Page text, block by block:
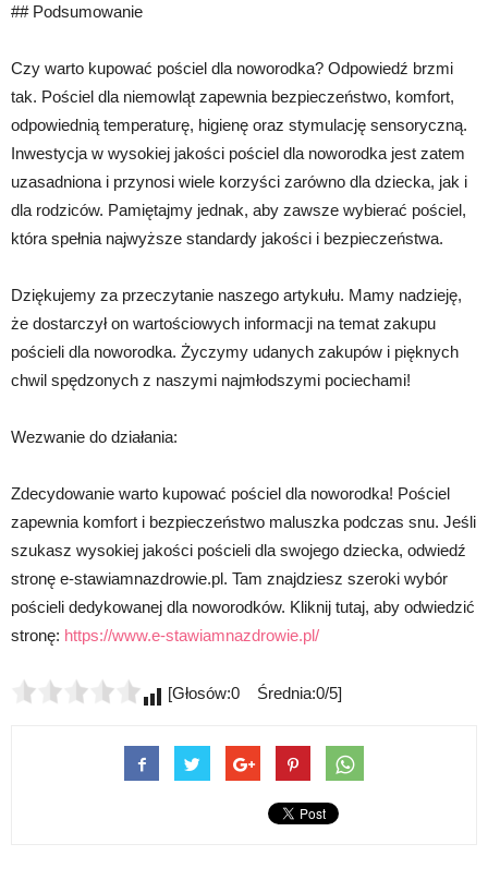
## Podsumowanie
Czy warto kupować pościel dla noworodka? Odpowiedź brzmi
tak. Pościel dla niemowląt zapewnia bezpieczeństwo, komfort,
odpowiednią temperaturę, higienę oraz stymulację sensoryczną.
Inwestycja w wysokiej jakości pościel dla noworodka jest zatem
uzasadniona i przynosi wiele korzyści zarówno dla dziecka, jak i
dla rodziców. Pamiętajmy jednak, aby zawsze wybierać pościel,
która spełnia najwyższe standardy jakości i bezpieczeństwa.
Dziękujemy za przeczytanie naszego artykułu. Mamy nadzieję,
że dostarczył on wartościowych informacji na temat zakupu
pościeli dla noworodka. Życzymy udanych zakupów i pięknych
chwil spędzonych z naszymi najmłodszymi pociechami!
Wezwanie do działania:
Zdecydowanie warto kupować pościel dla noworodka! Pościel
zapewnia komfort i bezpieczeństwo maluszka podczas snu. Jeśli
szukasz wysokiej jakości pościeli dla swojego dziecka, odwiedź
stronę e-stawiamnazdrowie.pl. Tam znajdziesz szeroki wybór
pościeli dedykowanej dla noworodków. Kliknij tutaj, aby odwiedzić
stronę: https://www.e-stawiamnazdrowie.pl/
[Głosów:0 Średnia:0/5]